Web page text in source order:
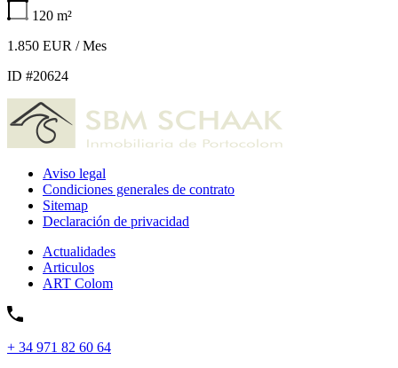
120 m²
1.850 EUR / Mes
ID #20624
Aviso legal
Condiciones generales de contrato
Sitemap
Declaración de privacidad
Actualidades
Articulos
ART Colom
+ 34 971 82 60 64